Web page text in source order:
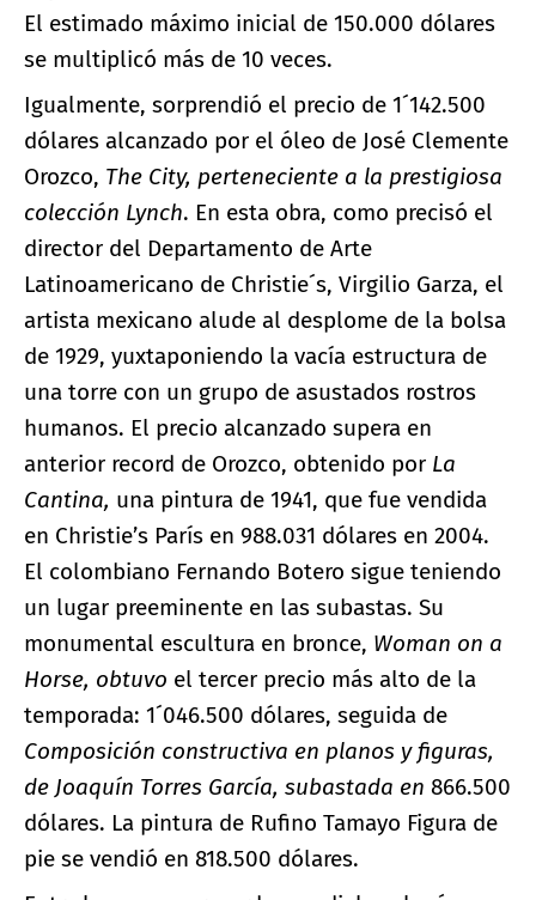
El estimado máximo inicial de 150.000 dólares
se multiplicó más de 10 veces.
Igualmente, sorprendió el precio de 1´142.500
dólares alcanzado por el óleo de José Clemente
Orozco, The City, perteneciente a la prestigiosa
colección Lynch. En esta obra, como precisó el
director del Departamento de Arte
Latinoamericano de Christie´s, Virgilio Garza, el
artista mexicano alude al desplome de la bolsa
de 1929, yuxtaponiendo la vacía estructura de
una torre con un grupo de asustados rostros
humanos. El precio alcanzado supera en
anterior record de Orozco, obtenido por La
Cantina, una pintura de 1941, que fue vendida
en Christie’s París en 988.031 dólares en 2004.
El colombiano Fernando Botero sigue teniendo
un lugar preeminente en las subastas. Su
monumental escultura en bronce, Woman on a
Horse, obtuvo el tercer precio más alto de la
temporada: 1´046.500 dólares, seguida de
Composición constructiva en planos y figuras,
de Joaquín Torres García, subastada en 866.500
dólares. La pintura de Rufino Tamayo Figura de
pie se vendió en 818.500 dólares.